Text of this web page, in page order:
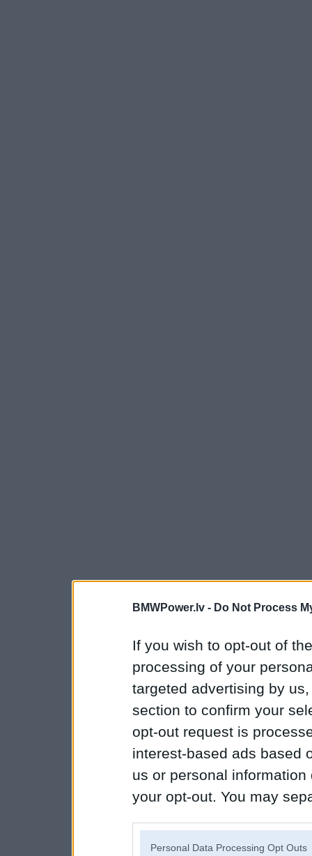
BMWPower.lv - Do Not Process
If you wish to opt-out of
processing of your
targeted advertising by
section to confirm your
opt-out request is
interest-based ads based
us or personal
your opt-out. You may
Personal Data Processing Opt Outs